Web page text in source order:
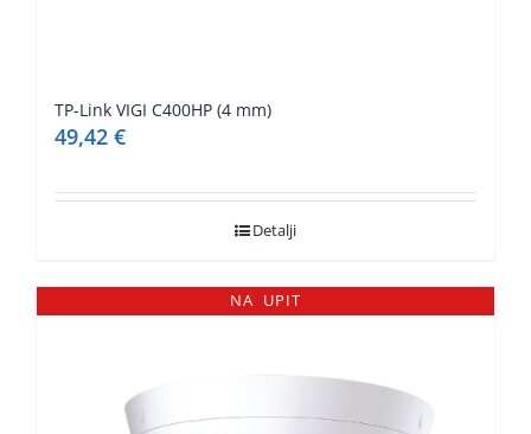
TP-Link VIGI C400HP (4 mm)
49,42 €
Detalji
NA UPIT